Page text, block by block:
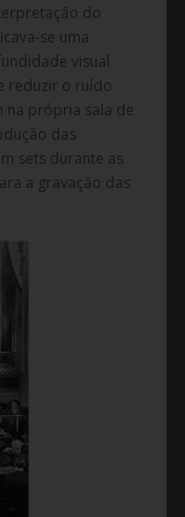
do
se uma
visual
reduzir o ruído
na própria sala de
das
sets durante as
a gravação das